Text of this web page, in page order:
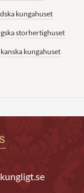
kungahuset
storhertighuset
kungahuset